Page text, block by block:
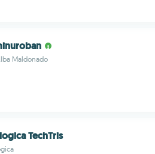
Maldonado
TechTris